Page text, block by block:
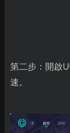
第二步：開啟
速。